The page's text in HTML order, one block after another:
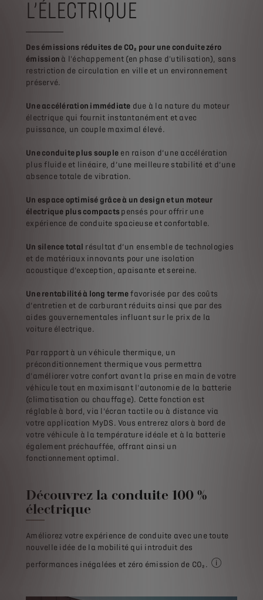
L’ÉLECTRIQUE
Des émissions réduites de CO₂ pour une conduite zéro
émission à l'échappement (en phase d'utilisation), sans
restriction de circulation en ville et un environnement
préservé.
Une accélération immédiate due à la nature du moteur
électrique qui fournit instantanément et avec
puissance, un couple maximal élevé.
Une conduite plus souple en raison d’une accélération
plus fluide et linéaire, d’une meilleure stabilité et d’une
absence totale de vibration.
Un espace optimisé grâce à un design et un moteur
électrique plus compacts pensés pour offrir une
expérience de conduite spacieuse et confortable.
Un silence total résultat d’un ensemble de technologies
et de matériaux innovants pour une isolation
acoustique d’exception, apaisante et sereine.
Une rentabilité à long terme favorisée par des coûts
d’entretien et de carburant réduits ainsi que par des
aides gouvernementales influant sur le prix de la
voiture électrique.
Par rapport à un véhicule thermique, un
préconditionnement thermique vous permettra
d'améliorer votre confort avant la prise en main de votre
véhicule tout en maximisant l'autonomie de la batterie
(climatisation ou chauffage). Cette fonction est
réglable à bord, via l’écran tactile ou à distance via
votre application MyDS. Vous entrerez alors à bord de
votre véhicule à la température idéale et à la batterie
également préchauffée, offrant ainsi un
fonctionnement optimal.
Découvrez la conduite 100 %
électrique
Améliorez votre expérience de conduite avec une toute
nouvelle idée de la mobilité qui introduit des
performances inégalées et zéro émission de CO₂.